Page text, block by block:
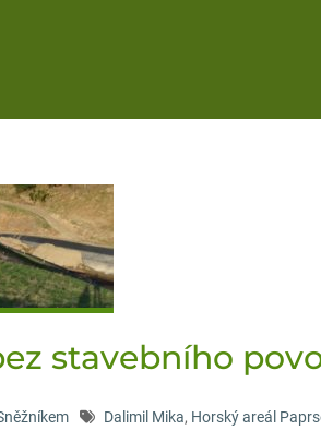
stavebního
Dalimil Mika, Horský areál